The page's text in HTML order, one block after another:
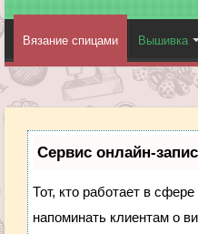
Вязание спицами Вышивка
Сервис онлайн-
Тот, кто работает в
напоминать клиентам о